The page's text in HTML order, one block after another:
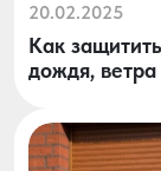
20.02.2025
Как
дождя, ветра